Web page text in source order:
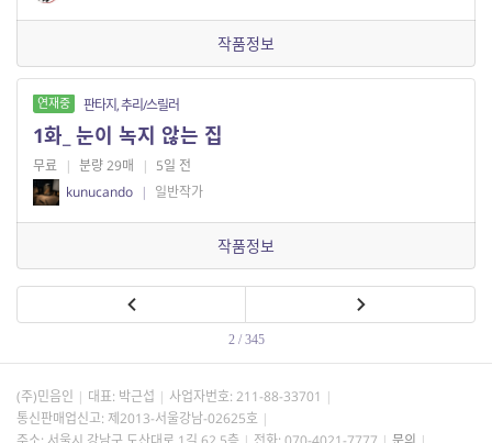
작품정보
연재중 판타지, 추리/스릴러
1화_ 눈이 녹지 않는 집
무료 | 분량 29매 | 5일 전
kunucando | 일반작가
작품정보
2 / 345
(주)민음인 대표: 박근섭 사업자번호: 211-88-33701
통신판매업신고: 제2013-서울강남-02625호